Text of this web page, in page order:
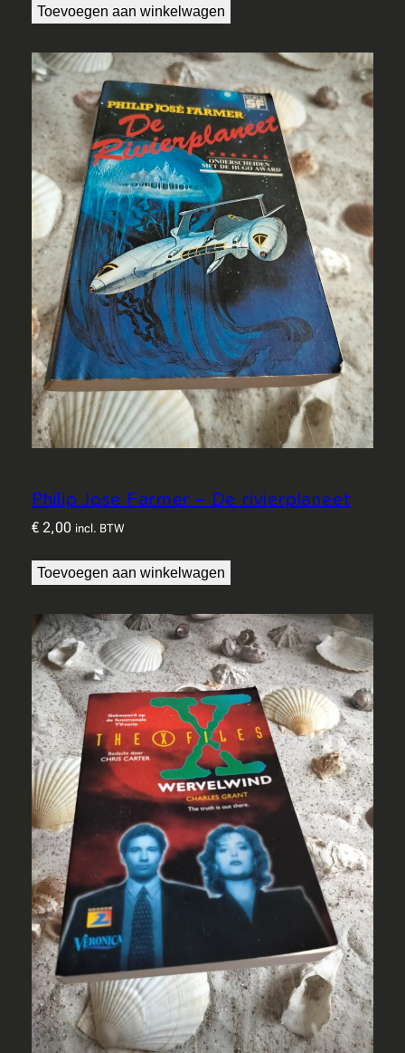
Toevoegen aan winkelwagen
Philip Jose Farmer – De rivierplaneet
€2,00 incl. BTW
Toevoegen aan winkelwagen